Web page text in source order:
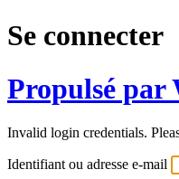
Se connecter
Propulsé par
Invalid login credentials.
Identifiant ou adresse e-mail